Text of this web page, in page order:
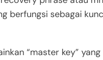
berfungsi sebagai
“master key” yang